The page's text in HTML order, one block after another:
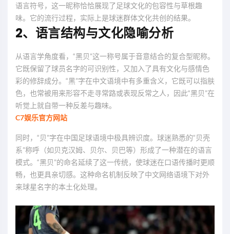
语言符号，这一昵称恰恰展现了足球文化的包容性与草根趣
味。它的流行过程，实际上是球迷群体文化共创的结果。
2、语言结构与文化隐喻分析
从语言学角度看，“黑贝”这一称号属于音意结合的复合型昵称。
它既保留了球员名字的可识别性，又加入了具有文化与感情色
彩的修辞成分。“黑”字在中文语境中有多重含义，它既可以指肤
色，也常被用来形容不走寻常路或表现反常之人，因此“黑贝”在
听觉上就自带一种反差与趣味。
C7娱乐官方网站
同时，“贝”字在中国足球语境中极具辨识度。球迷熟悉的“贝壳
系”称呼（如贝克汉姆、贝尔、贝巴等）形成了一种潜在的语言
模式。“黑贝”的命名延续了这一传统，使球迷在口语传播时更顺
畅，也更具亲切感。这种命名机制反映了中文网络语境下对外
来球星名字的本土化处理。